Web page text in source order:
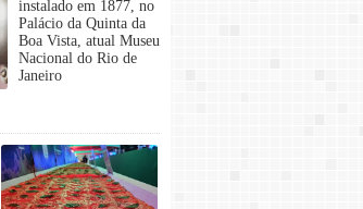
instalado em 1877, no
Palácio da Quinta da
Boa Vista, atual Museu
Nacional do Rio de
Janeiro